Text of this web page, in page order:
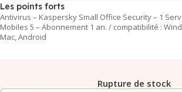
Les points forts
Antivirus – Kaspersky Small Office Security – 1
Mobiles 5 – Abonnement 1 an. / compatibilité :
Mac, Android
Rupture de stock